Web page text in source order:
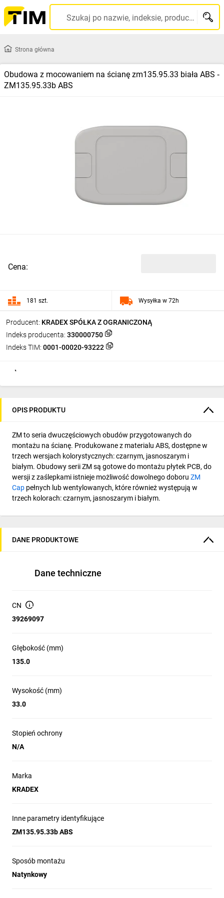
Szukaj po nazwie, indeksie, producencie, kodzie kreskowym...
Strona główna
Obudowa z mocowaniem na ścianę zm135.95.33 biała ABS ‑
ZM135.95.33b ABS
Producent: KRADEX SPÓŁKA Z OGRANICZONĄ
Indeks producenta: 330000750
Indeks TIM: 0001-00020-93222
Cena:
181 szt. Wysyłka w 72h
OPIS PRODUKTU
ZM to seria dwuczęściowych obudów przygotowanych do
montażu na ścianę. Produkowane z materialu ABS, dostępne w
trzech wersjach kolorystycznych: czarnym, jasnoszarym i
białym. Obudowy serii ZM są gotowe do montażu płytek PCB, do
wersji z zaślepkami istnieje możliwość dowolnego doboru ZM
Cap pełnych lub wentylowanych, które również występują w
trzech kolorach: czarnym, jasnoszarym i białym.
DANE PRODUKTOWE
Dane techniczne
CN
39269097
Głębokość (mm)
135.0
Wysokość (mm)
33.0
Stopień ochrony
N/A
Marka
KRADEX
Inne parametry identyfikujące
ZM135.95.33b ABS
Sposób montażu
Natynkowy